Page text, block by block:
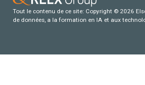
Tout le contenu de ce site: Copyright © 2026
de données, a la formation en IA et aux